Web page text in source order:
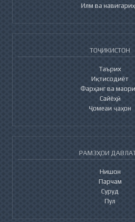
Илм ва
ТОҶИКИСТОН
Таърих
Иқтисодиёт
Фарҳанг ва
Сайёҳӣ
Ҷомеаи ҷаҳон
РАМЗҲОИ
Нишон
Парчам
Суруд
Пул